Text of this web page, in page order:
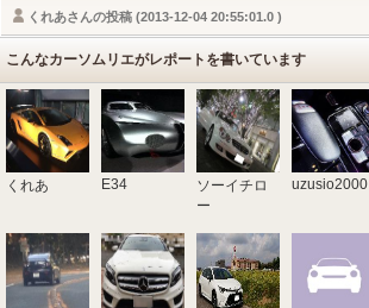
くれあさんの投稿 (2013-12-04 20:55:01.0 )
こんなカーソムリエがレポートを書いています
くれあ E34
ソーイチロ
ー
uzusio2000